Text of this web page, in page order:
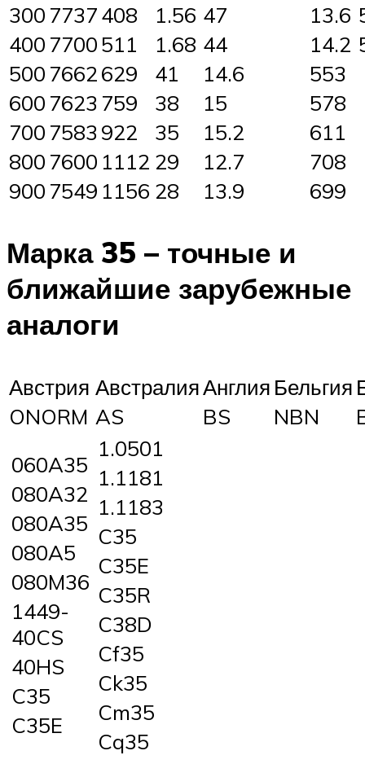
300 7737408 1.56 47 13.6
400 7700511 1.68 44 14.2
500 7662629 41 14.6
553
600 7623 759 38 15
578
700 7583 922 35 15.2
611
800 7600 1112 29 12.7
708
900 7549 1156 28 13.9 699
Марка 35 – точные и
ближайшие зарубежные
аналоги
Австрия АвстралияАнглия Бельгия
ONORM AS BS NBN
060A35
080A32
080A35
080A5
080M36
1449-
40CS
40HS
C35
C35E
1.0501
1.1181
1.1183
C35
C35E
C35R
C38D
Cf35
Ck35
Cm35
Cq35